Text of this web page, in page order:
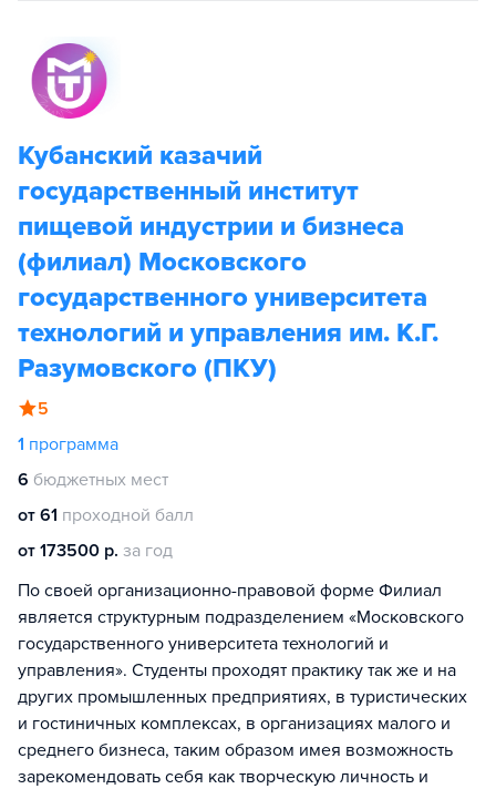
Кубанский казачий
государственный институт
пищевой индустрии и бизнеса
(филиал) Московского
государственного университета
технологий и управления им. К.Г.
Разумовского (ПКУ)
5
1 программа
6 бюджетных мест
от 61 проходной балл
от 173500 р. за год
По своей организационно-правовой форме Филиал
является структурным подразделением «Московского
государственного университета технологий и
управления». Студенты проходят практику так же и на
других промышленных предприятиях, в туристических
и гостиничных комплексах, в организациях малого и
среднего бизнеса, таким образом имея возможность
зарекомендовать себя как творческую личность и